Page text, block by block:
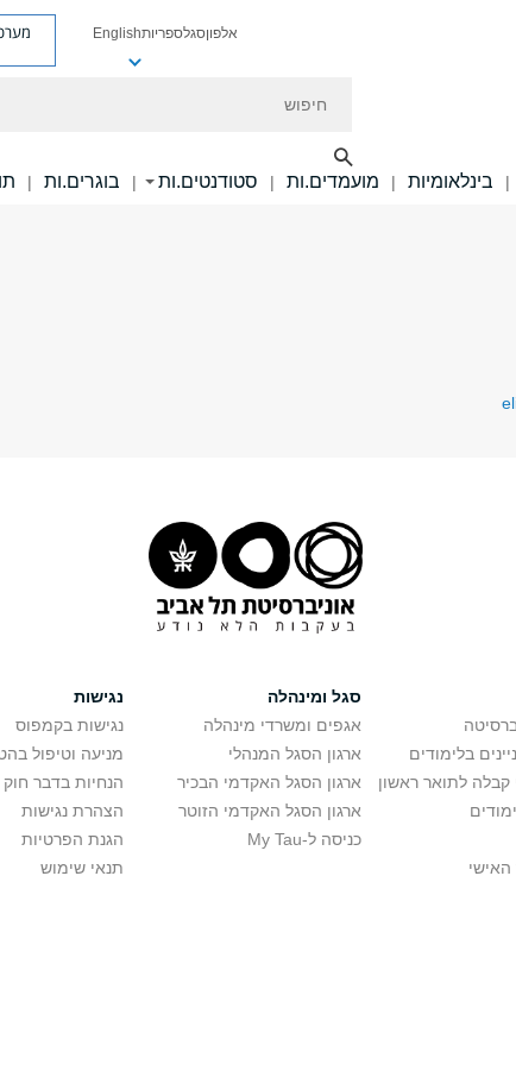
אלפוןסגלספריותEnglish
| בינלאומיות | מועמדים.ות | סטודנטים.ות | בוגרים.ות |
בלימודים
קבלה לתואר ראשון
האישי
סגל ומינהלה
אגפים ומשרדי מינהלה
ארגון הסגל המנהלי
ארגון הסגל האקדמי הבכיר
ארגון הסגל האקדמי הזוטר
כניסה ל-My Tau
נגישות
נגישות בקמפוס
מניעה וטיפול
הנחיות בדבר
הצהרת נגישות
הגנת הפרטיות
תנאי שימוש